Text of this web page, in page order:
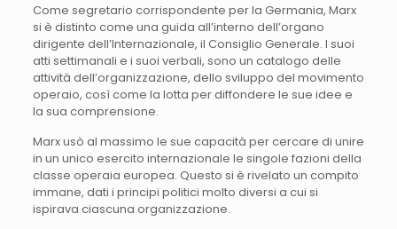
Come segretario corrispondente per la Germania, Marx
si è distinto come una guida all’interno dell’organo
dirigente dell’Internazionale, il Consiglio Generale. I suoi
atti settimanali e i suoi verbali, sono un catalogo delle
attività dell’organizzazione, dello sviluppo del movimento
operaio, così come la lotta per diffondere le sue idee e
la sua comprensione.
Marx usò al massimo le sue capacità per cercare di unire
in un unico esercito internazionale le singole fazioni della
classe operaia europea. Questo si è rivelato un compito
immane, dati i principi politici molto diversi a cui si
ispirava ciascuna organizzazione.